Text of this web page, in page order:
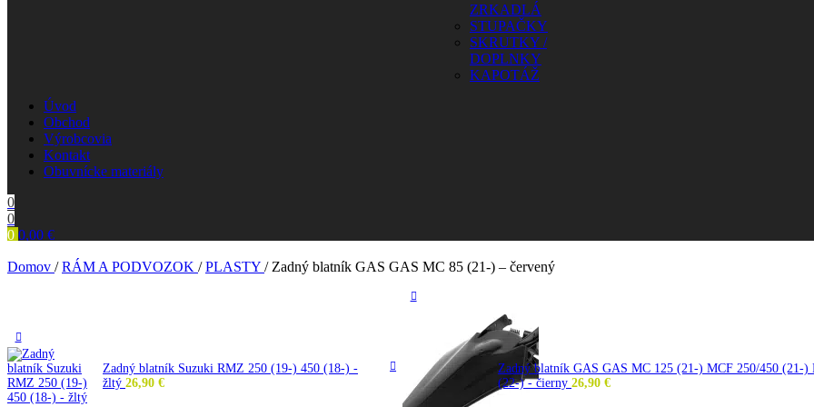
ZRKADLÁ
STUPAČKY
SKRUTKY /
DOPLNKY
KAPOTÁŽ
Úvod
Obchod
Výrobcovia
Kontakt
Obuvnícke materiály
0
0
0 0,00 €
Domov / RÁM A PODVOZOK / PLASTY / Zadný blatník GAS GAS MC 85 (21-) – červený
Zadný blatník Suzuki RMZ 250 (19-) 450 (18-) -
žltý 26,90 €
Zadný blatník GAS GAS MC 125 (21-) MCF 250/450 (21-
(22-) - čierny26,90€